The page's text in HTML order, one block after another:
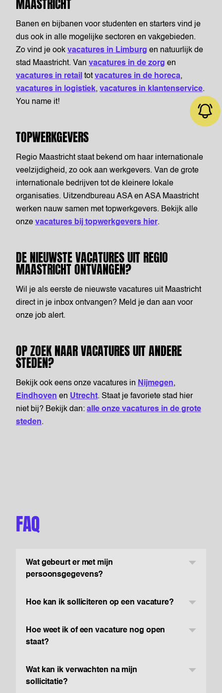
Job alert
MAASTRICHT
Banen en bijbanen voor studenten en starters vind je
dus ook in alle mogelijke sectoren en vakgebieden.
Zo vind je ook vacatures in Limburg en natuurlijk de
stad Maastricht. Van vacatures in de zorg en
vacatures in retail tot vacatures in de horeca,
vacatures in logistiek, vacatures in klantenservice.
You name it!
TOPWERKGEVERS
Regio Maastricht staat bekend om haar internationale
veelzijdigheid, zo ook aan werkgevers. Van de grote
internationale bedrijven tot de kleinere lokale
organisaties. Uitzendbureau ASA en ASA Maastricht
werken nauw samen met topwerkgevers. Bekijk alle
onze vacatures bij topwerkgevers hier.
DE NIEUWSTE VACATURES UIT REGIO
MAASTRICHT ONTVANGEN?
Wil je als eerste de nieuwste vacatures uit Maastricht
direct in je inbox ontvangen? Meld je dan aan voor
onze job alert.
OP ZOEK NAAR VACATURES UIT ANDERE
STEDEN?
Bekijk ook eens onze vacatures in Nijmegen,
Eindhoven en Utrecht. Staat je favoriete stad hier
niet bij? Bekijk dan: alle onze vacatures in de grote
steden.
FAQ
Wat gebeurt er met mijn
persoonsgegevens?
Hoe kan ik solliciteren op een vacature?
Hoe weet ik of een vacature nog open
staat?
Wat kan ik verwachten na mijn
sollicitatie?